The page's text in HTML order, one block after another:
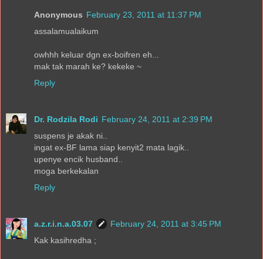
Anonymous February 23, 2011 at 11:37 PM
assalamualaikum
owhhh keluar dgn ex-boifren eh...
mak tak marah ke? kekeke ~
Reply
Dr. Rodzila Rodi February 24, 2011 at 2:39 PM
suspens je akak ni..
ingat ex-BF lama siap kenyit2 mata lagik..
upenye encik husband..
moga berkekalan
Reply
a.z.r.i.n.a.03.07
February 24, 2011 at 3:45 PM
Kak kasihredha ;